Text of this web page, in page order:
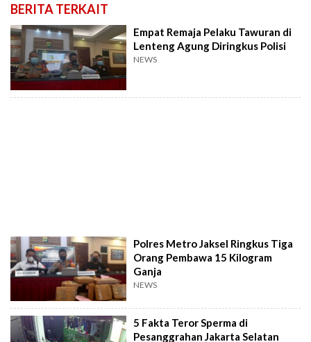
BERITA TERKAIT
Empat Remaja Pelaku Tawuran di
Lenteng Agung Diringkus Polisi
NEWS
Polres Metro Jaksel Ringkus Tiga
Orang Pembawa 15 Kilogram
Ganja
NEWS
5 Fakta Teror Sperma di
Pesanggrahan Jakarta Selatan